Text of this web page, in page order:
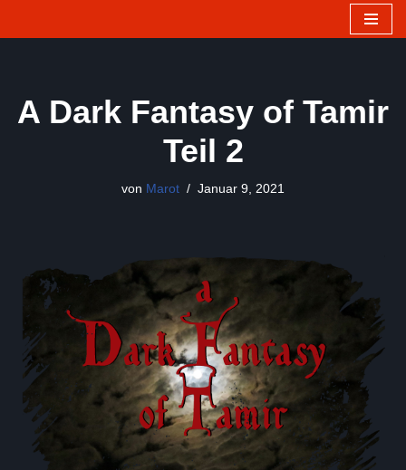
A Dark Fantasy of Tamir
Teil 2
von Marot Januar 9, 2021